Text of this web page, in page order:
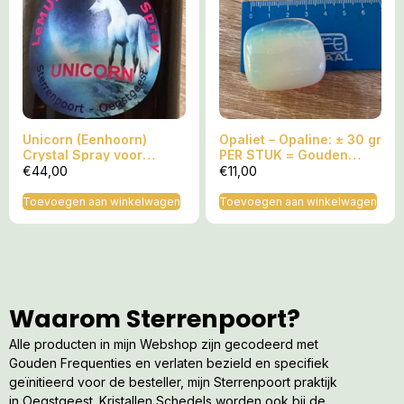
Unicorn (Eenhoorn)
Crystal Spray voor
Lichtwerkers: 100 ml
€44,00
Toevoegen aan winkelwagen
Opaliet – Opaline: ± 30 gr
PER STUK = Gouden
LeMUria Maria Trilling
€11,00
Toevoegen aan winkelwagen
Waarom Sterrenpoort?
Alle producten in mijn Webshop zijn gecodeerd met
Gouden Frequenties en verlaten bezield en specifiek
geïnitieerd voor de besteller, mijn Sterrenpoort praktijk